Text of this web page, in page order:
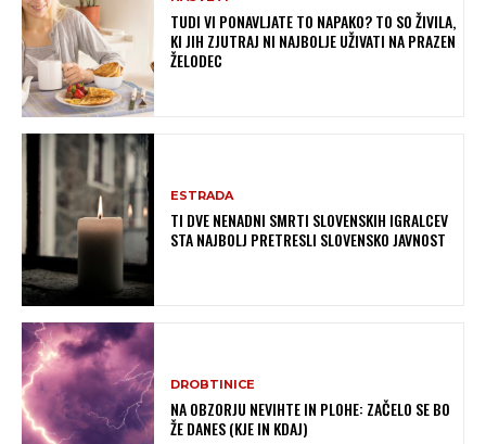
TUDI VI PONAVLJATE TO NAPAKO? TO SO ŽIVILA,
KI JIH ZJUTRAJ NI NAJBOLJE UŽIVATI NA PRAZEN
ŽELODEC
ESTRADA
TI DVE NENADNI SMRTI SLOVENSKIH IGRALCEV
STA NAJBOLJ PRETRESLI SLOVENSKO JAVNOST
DROBTINICE
NA OBZORJU NEVIHTE IN PLOHE: ZAČELO SE BO
ŽE DANES (KJE IN KDAJ)